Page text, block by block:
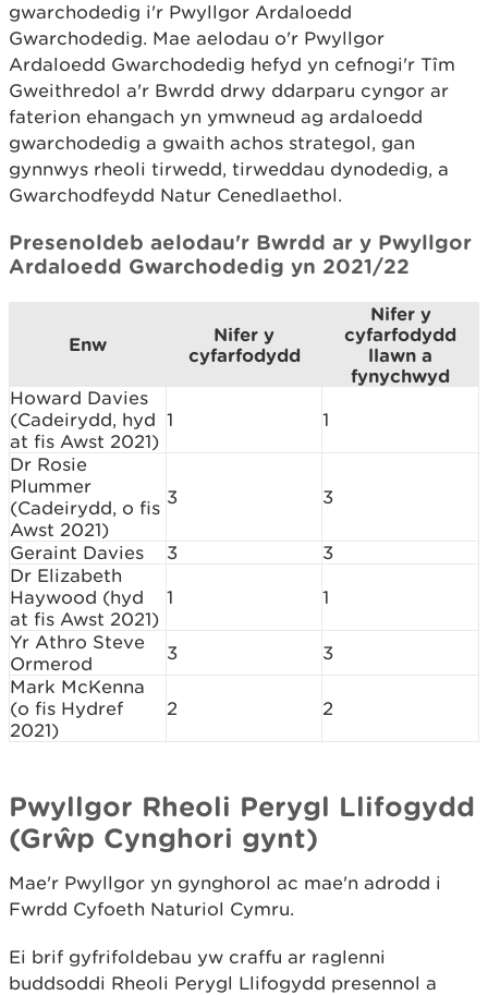
gwarchodedig i'r Pwyllgor Ardaloedd
Gwarchodedig. Mae aelodau o'r Pwyllgor
Ardaloedd Gwarchodedig hefyd yn cefnogi'r Tîm
Gweithredol a'r Bwrdd drwy ddarparu cyngor ar
faterion ehangach yn ymwneud ag ardaloedd
gwarchodedig a gwaith achos strategol, gan
gynnwys rheoli tirwedd, tirweddau dynodedig, a
Gwarchodfeydd Natur Cenedlaethol.
Presenoldeb aelodau'r Bwrdd ar y Pwyllgor
Ardaloedd Gwarchodedig yn 2021/22
Enw
Nifer y
cyfarfodydd
Nifer y
cyfarfodydd
llawn a
fynychwyd
Howard Davies
(Cadeirydd, hyd
at fis Awst 2021)
1 1
Dr Rosie
Plummer
(Cadeirydd, o fis
Awst 2021)
3 3
Geraint Davies 3
3
Dr Elizabeth
Haywood (hyd
at fis Awst 2021)
1 1
Yr Athro Steve
Ormerod
3
3
Mark McKenna
(o fis Hydref
2021)
2 2
Pwyllgor Rheoli Perygl Llifogydd
(Grŵp Cynghori gynt)
Mae'r Pwyllgor yn gynghorol ac mae'n adrodd i
Fwrdd Cyfoeth Naturiol Cymru.
Ei brif gyfrifoldebau yw craffu ar raglenni
buddsoddi Rheoli Perygl Llifogydd presennol a